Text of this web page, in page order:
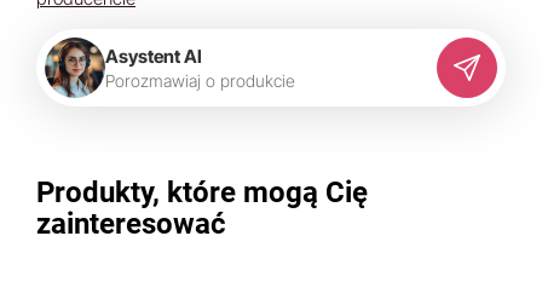
Asystent AI
Porozmawiaj o produkcie
Produkty, które mogą Cię
zainteresować